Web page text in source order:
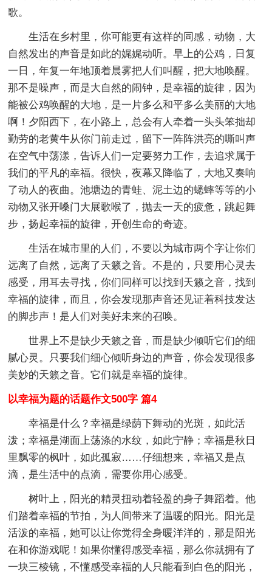
歌。
生活在乡村里，你可能更有这样的同感，动物，大
自然发出的声音是如此的娓娓动听。早上的公鸡，日复
一日，年复一年地顶着晨雾把人们叫醒，把大地唤醒。
那不是噪声，而是大自然的闹钟，是幸福的旋律，因为
能被公鸡唤醒的大地，是一片多么和平多么美丽的大地
啊！夕阳西下，在小路上，总会有人牵着一头头笨拙却
勤劳的老黄牛从你门前走过，留下一阵阵洪亮的嘶叫声
在空气中荡漾，告诉人们一定要努力工作，去追求属于
我们的平凡的幸福。很快，夜幕又降临了，大地又奏响
了动人的夜曲。池塘边的青蛙、泥土边的蟋蟀等等的小
动物又张开嗓门大展歌喉了，抛去一天的疲惫，跳起舞
步，扬起幸福的旋律，开创生命的奇迹。
生活在城市里的人们，不要以为城市两个字让你们
远离了自然，远离了天籁之音。不是的，只要用心灵去
感受，用耳去寻找，你们同样可以找到天籁之音，找到
幸福的旋律，而且，你会发现那声音还见证着科技发达
的脚步声！是人们对美好未来的召唤。
世界上不是缺少天籁之音，而是缺少倾听它们的细
腻心灵。只要我们细心倾听身边的声音，你会发现很多
美妙的天籁之音。它们就是幸福的旋律。
以幸福为题的话题作文500字 篇4
幸福是什么？幸福是绿荫下舞动的光斑，如此活
泼；幸福是湖面上荡涤的水纹，如此宁静；幸福是秋日
里飘零的枫叶，如此孤寂……仔细想来，幸福又是点
滴，是生活中的点滴，需要你用心感受。
树叶上，阳光的精灵扭动着轻盈的身子舞蹈着。他
们踏着幸福的节拍，为人间带来了温暖的阳光。阳光是
活泼的幸福，她可以让你觉得全身暖洋洋的，那是阳光
在和你游戏呢！如果你懂得感受幸福，那么你就拥有了
一块三棱镜，不懂感受幸福的人只能看到白色的阳光，